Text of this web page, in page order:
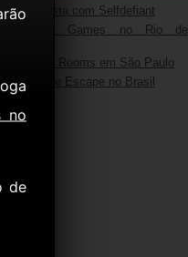
no
de
Entrevista com Selfdefiant
Escape Games no Rio de
Escape Rooms em São Paulo
Salas de Escape no Brasil